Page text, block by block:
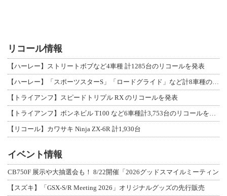
リコール情報
【ハーレー】ストリートボブなど4車種 計1285台のリコールを発表
【トライアンフ】スピードトリプル RX のリコールを発表
【リコール】カワサキ Ninja ZX-6R 計1,930台
イベント情報
CB750F 展示や大抽選会も！ 8/22開催「2026グッドスマイルミーティン
【スズキ】「GSX-S/R Meeting 2026」オリジナルグッズの先行販売